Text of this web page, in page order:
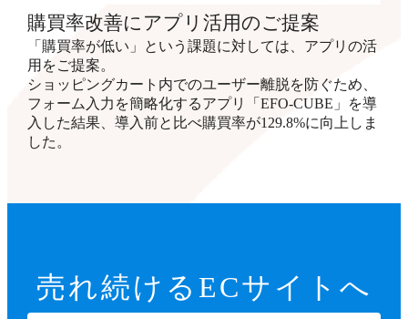
購買率改善にアプリ活用のご提案
「購買率が低い」という課題に対しては、アプリの活
用をご提案。
ショッピングカート内でのユーザー離脱を防ぐため、
フォーム入力を簡略化するアプリ「EFO-CUBE」を導
入した結果、導入前と比べ購買率が129.8%に向上しま
した。
売れ続ける ECサイトへ